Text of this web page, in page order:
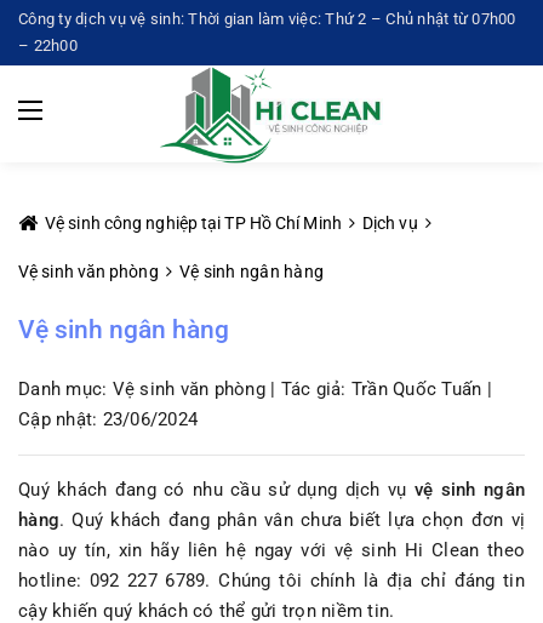
Công ty dịch vụ vệ sinh: Thời gian làm việc: Thứ 2 – Chủ nhật từ 07h00
– 22h00
Vệ sinh công nghiệp tại TP Hồ Chí Minh Dịch vụ
Vệ sinh văn phòng Vệ sinh ngân hàng
Vệ sinh ngân hàng
Danh mục: Vệ sinh văn phòng | Tác giả: Trần Quốc Tuấn |
Cập nhật: 23/06/2024
Quý khách đang có nhu cầu sử dụng dịch vụ vệ sinh ngân
hàng. Quý khách đang phân vân chưa biết lựa chọn đơn vị
nào uy tín, xin hãy liên hệ ngay với vệ sinh Hi Clean theo
hotline: 092 227 6789. Chúng tôi chính là địa chỉ đáng tin
cậy khiến quý khách có thể gửi trọn niềm tin.